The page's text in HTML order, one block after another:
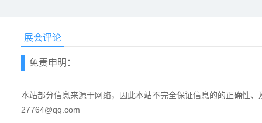
展会评论
免责申明：
本站部分信息来源于网络，因此本站不完全保证信息的的正确性
27764@qq.com